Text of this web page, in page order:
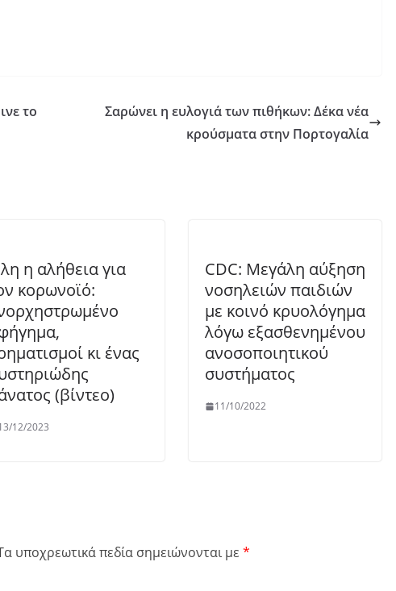
το
Σαρώνει η ευλογιά των πιθήκων: Δέκα νέα
κρούσματα στην Πορτογαλία
η αλήθεια για
κορωνοϊό:
κι ένας
(βίντεο)
12/2023
CDC: Mεγάλη αύξηση
νοσηλειών παιδιών
με κοινό κρυολόγημα
λόγω εξασθενημένου
ανοσοποιητικού
συστήματος
11/10/2022
υποχρεωτικά πεδία σημειώνονται με *